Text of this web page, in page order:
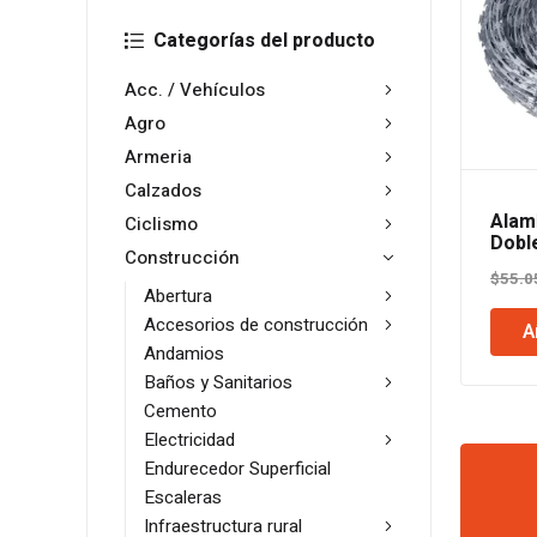
Categorías del producto
Acc. / Vehículos
Agro
Armeria
Calzados
Ciclismo
Construcción
Abertura
Accesorios de construcción
Andamios
Baños y Sanitarios
Cemento
Electricidad
Endurecedor Superficial
Escaleras
Infraestructura rural
Por
$